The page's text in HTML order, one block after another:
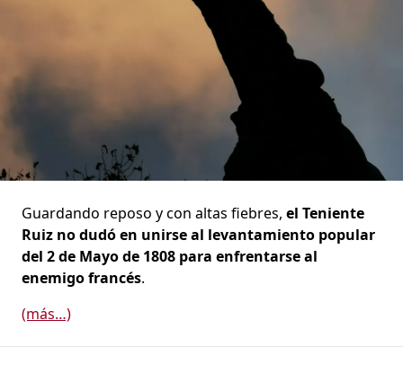
Guardando reposo y con altas fiebres, el Teniente
Ruiz no dudó en unirse al levantamiento popular
del 2 de Mayo de 1808 para enfrentarse al
enemigo francés.
(más…)